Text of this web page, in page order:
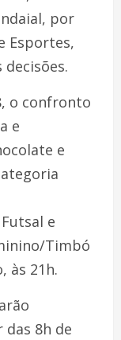
por
Esportes,
o confronto
e
e
e
Timbó
às 21h.
8h de